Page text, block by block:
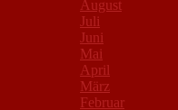
August
Juli
Juni
Mai
April
März
Februar